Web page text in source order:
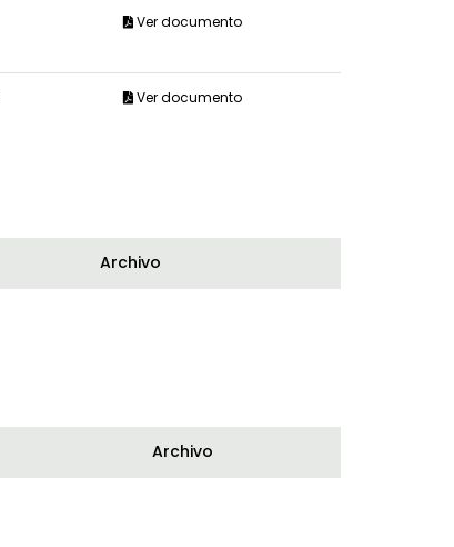
Ver documento
Ver documento
Archivo
Archivo